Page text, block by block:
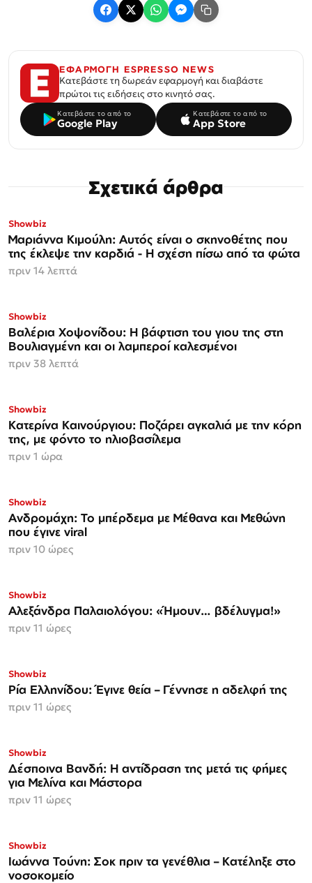
ΕΦΑΡΜΟΓΗ ESPRESSO NEWS
Κατεβάστε τη δωρεάν εφαρμογή και διαβάστε
πρώτοι τις ειδήσεις στο κινητό σας.
Κατεβάστε το από το
Google Play
Κατεβάστε το από το
App Store
Σχετικά άρθρα
Showbiz
Μαριάννα Κιμούλη: Αυτός είναι ο σκηνοθέτης που
της έκλεψε την καρδιά - Η σχέση πίσω από τα φώτα
πριν 14 λεπτά
Showbiz
Βαλέρια Χοψονίδου: Η βάφτιση του γιου της στη
Βουλιαγμένη και οι λαμπεροί καλεσμένοι
πριν 38 λεπτά
Showbiz
Κατερίνα Καινούργιου: Ποζάρει αγκαλιά με την κόρη
της, με φόντο το ηλιοβασίλεμα
πριν 1 ώρα
Showbiz
Ανδρομάχη: Το μπέρδεμα με Μέθανα και Μεθώνη
που έγινε viral
πριν 10 ώρες
Showbiz
Αλεξάνδρα Παλαιολόγου: «Ήμουν… βδέλυγμα!»
πριν 11 ώρες
Showbiz
Ρία Ελληνίδου: Έγινε θεία – Γέννησε η αδελφή της
πριν 11 ώρες
Showbiz
Δέσποινα Βανδή: Η αντίδραση της μετά τις φήμες
για Μελίνα και Μάστορα
πριν 11 ώρες
Showbiz
Ιωάννα Τούνη: Σοκ πριν τα γενέθλια – Κατέληξε στο
νοσοκομείο